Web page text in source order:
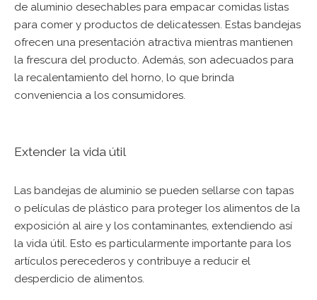
de aluminio desechables para empacar comidas listas
para comer y productos de delicatessen. Estas bandejas
ofrecen una presentación atractiva mientras mantienen
la frescura del producto. Además, son adecuados para
la recalentamiento del horno, lo que brinda
conveniencia a los consumidores.
Extender la vida útil
Las bandejas de aluminio se pueden sellarse con tapas
o películas de plástico para proteger los alimentos de la
exposición al aire y los contaminantes, extendiendo así
la vida útil. Esto es particularmente importante para los
artículos perecederos y contribuye a reducir el
desperdicio de alimentos.